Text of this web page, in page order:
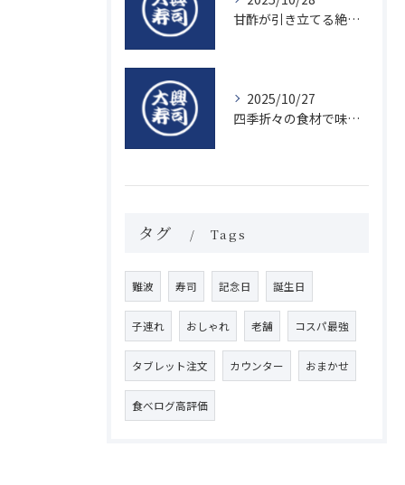
甘酢が引き立てる絶品寿司のシャリの秘密
2025/10/27
四季折々の食材で味わう絶品握り寿司の魅力
タグ Tags
難波 寿司 記念日 誕生日
子連れ おしゃれ 老舗 コスパ最強
タブレット注文 カウンター おまかせ
食べログ高評価